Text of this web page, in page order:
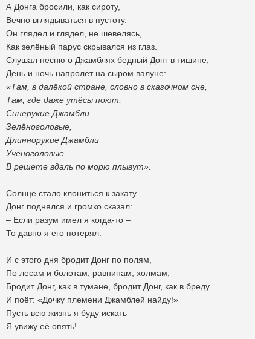
А Донга бросили, как сироту,
Вечно вглядываться в пустоту.
Он глядел и глядел, не шевелясь,
Как зелёный парус скрывался из глаз.
Слушал песню о Джамблях бедный Донг в тишине,
День и ночь напролёт на сыром валуне:
«Там, в далёкой стране, словно в сказочном сне,
Там, где даже утёсы поют,
Синерукие Джамбли
Зелёноголовые,
Длиннорукие Джамбли
Учёноголовые
В решете вдаль по морю плывут».
Солнце стало клониться к закату.
Донг поднялся и громко сказал:
– Если разум имел я когда-то –
То давно я его потерял.
И с этого дня бродит Донг по полям,
По лесам и болотам, равнинам, холмам,
Бродит Донг, как в тумане, бродит Донг, как в бреду
И поёт: «Дочку племени Джамблей найду!»
Пусть всю жизнь я буду искать –
Я увижу её опять!